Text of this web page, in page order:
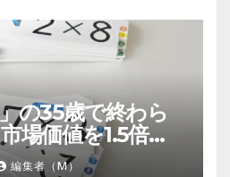
の35歳で終わら
場価値を1.5倍に
の掛け算
編集者（M）